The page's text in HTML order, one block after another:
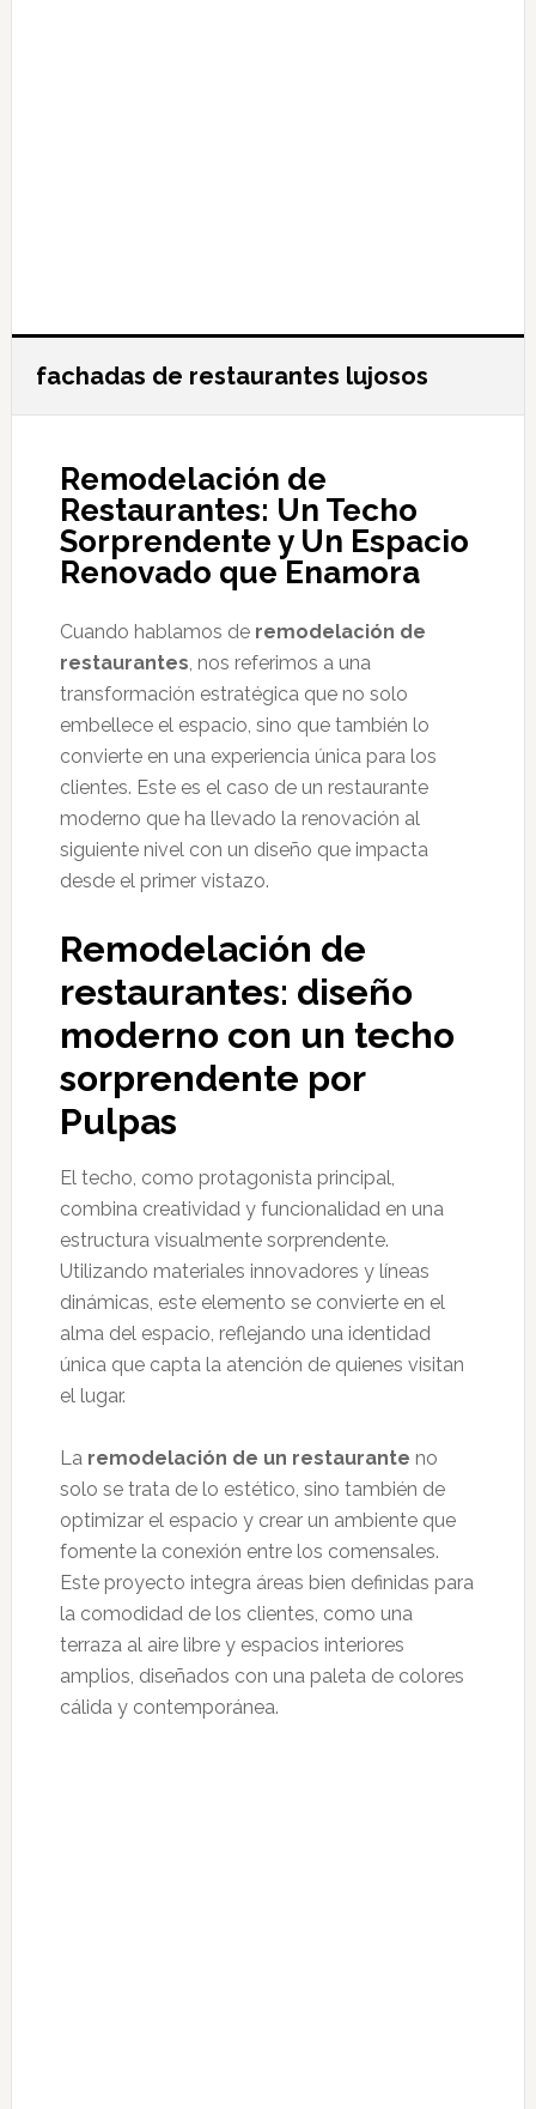
fachadas de restaurantes lujosos
Remodelación de
Restaurantes: Un Techo
Sorprendente y Un Espacio
Renovado que Enamora
Cuando hablamos de remodelación de
restaurantes, nos referimos a una
transformación estratégica que no solo
embellece el espacio, sino que también lo
convierte en una experiencia única para los
clientes. Este es el caso de un restaurante
moderno que ha llevado la renovación al
siguiente nivel con un diseño que impacta
desde el primer vistazo.
Remodelación de
restaurantes: diseño
moderno con un techo
sorprendente por
Pulpas
El techo, como protagonista principal,
combina creatividad y funcionalidad en una
estructura visualmente sorprendente.
Utilizando materiales innovadores y líneas
dinámicas, este elemento se convierte en el
alma del espacio, reflejando una identidad
única que capta la atención de quienes visitan
el lugar.
La remodelación de un restaurante no
solo se trata de lo estético, sino también de
optimizar el espacio y crear un ambiente que
fomente la conexión entre los comensales.
Este proyecto integra áreas bien definidas para
la comodidad de los clientes, como una
terraza al aire libre y espacios interiores
amplios, diseñados con una paleta de colores
cálida y contemporánea.